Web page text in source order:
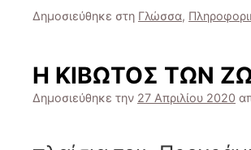
Δημοσιεύθηκε στη Γλώσσα,
Η ΚΙΒΩΤΟΣ ΤΩΝ
Δημοσιεύθηκε την 27 Απριλίου 2020
Αγαπητοί